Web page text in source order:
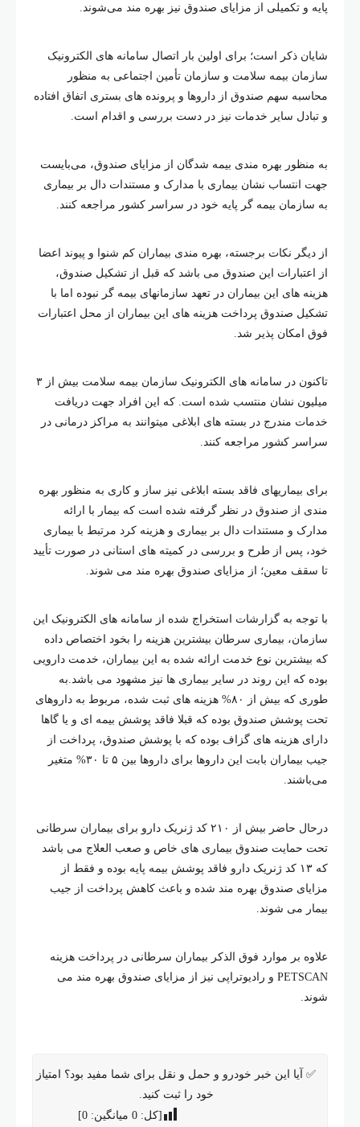
پایه و تکمیلی از مزایای صندوق نیز بهره مند می‌شوند.
شایان ذکر است؛ برای اولین بار اتصال سامانه های الکترونیک
سازمان بیمه سلامت و سازمان تأمین اجتماعی به منظور
محاسبه سهم صندوق از داروها و پرونده های بستری اتفاق افتاده
و تبادل سایر خدمات نیز در دست بررسی و اقدام است.
به منظور بهره مندی بیمه شدگان از مزایای صندوق، می‌بایست
جهت انتساب نشان بیماری با مدارک و مستندات دال بر بیماری
به سازمان بیمه گر پایه خود در سراسر کشور مراجعه کنند.
از دیگر نکات برجسته، بهره مندی بیماران کم شنوا و پیوند اعضا
از اعتبارات این صندوق می باشد که قبل از تشکیل صندوق،
هزینه های این بیماران در تعهد سازمانهای بیمه گر نبوده اما با
تشکیل صندوق پرداخت هزینه های این بیماران از محل اعتبارات
فوق امکان پذیر شد.
میلیون نشان منتسب شده است. که این افراد جهت دریافت
خدمات مندرج در بسته های ابلاغی میتوانند به مراکز درمانی در
سراسر کشور مراجعه کنند.
برای بیماریهای فاقد بسته ابلاغی نیز ساز و کاری به منظور بهره
مندی از صندوق در نظر گرفته شده است که بیمار با ارائه
مدارک و مستندات دال بر بیماری و هزینه کرد مرتبط با بیماری
خود، پس از طرح و بررسی در کمیته های استانی در صورت تأیید
تا سقف معین؛ از مزایای صندوق بهره مند می شوند.
با توجه به گزارشات استخراج شده از سامانه های الکترونیک این
سازمان، بیماری سرطان بیشترین هزینه را بخود اختصاص داده
که بیشترین نوع خدمت ارائه شده به این بیماران، خدمت دارویی
بوده که این روند در سایر بیماری ها نیز مشهود می باشد.به
طوری که بیش از ۸۰% هزینه های ثبت شده، مربوط به داروهای
تحت پوشش صندوق بوده که قبلا فاقد پوشش بیمه ای و یا گاها
دارای هزینه های گزاف بوده که با پوشش صندوق، پرداخت از
جیب بیماران بابت این داروها برای داروها بین ۵ تا ۳۰% متغیر
می‌باشند.
درحال حاضر بیش از ۲۱۰ کد ژنریک دارو برای بیماران سرطانی
تحت حمایت صندوق بیماری های خاص و صعب العلاج می باشد
که ۱۳ کد ژنریک دارو فاقد پوشش بیمه پایه بوده و فقط از
مزایای صندوق بهره مند شده و باعث کاهش پرداخت از جیب
بیمار می شوند.
علاوه بر موارد فوق الذکر بیماران سرطانی در پرداخت هزینه
PETSCAN و رادیوتراپی نیز از مزایای صندوق بهره مند می
شوند.
✅ آیا این خبر خودرو و حمل و نقل برای شما مفید بود؟ امتیاز
خود را ثبت کنید.
[کل:0میانگین:0
]